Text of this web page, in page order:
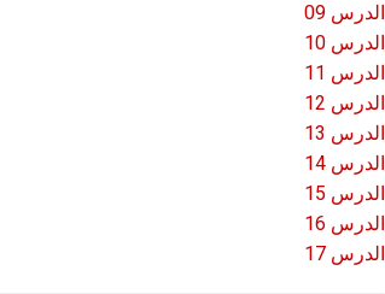
الدرس 09
الدرس 10
الدرس 11
الدرس 12
الدرس 13
الدرس 14
الدرس 15
الدرس 16
الدرس 17